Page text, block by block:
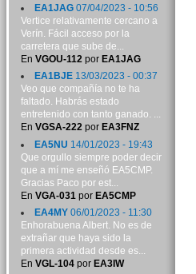
EA1JAG07/04/2023 - 10:56
Vertice relativamente cercano a
Verín. Fácil acceso por la
carretera que sube de...
En VGOU-112por EA1JAG
EA1BJE13/03/2023 - 00:37
Veo que compañía no te ha
faltado. Habrás estado
entretenido con tanto ganado. ...
En VGSA-222por EA3FNZ
EA5NU 14/01/2023 - 19:43
Que orgullo siempre poder decir
que a mí me enseñó EA5CMP.
Gracias Paco por est...
En VGA-031 por EA5CMP
EA4MY06/01/2023 - 11:30
Enhorabuena Albert. No es de
extrañar que haya sido la
primera actividad desde es...
En VGL-104por EA3IW